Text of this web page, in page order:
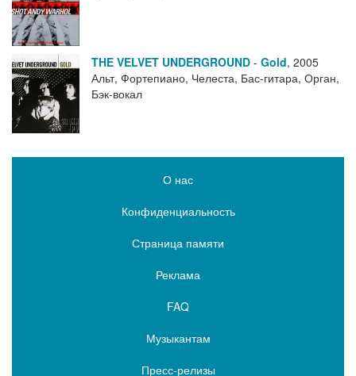
THE VELVET UNDERGROUND - Gold, 2005
Альт, Фортепиано, Челеста, Бас-гитара, Орган,
Бэк-вокал
О нас
Конфиденциальность
Страница памяти
Реклама
FAQ
Музыкантам
Пресс-релизы